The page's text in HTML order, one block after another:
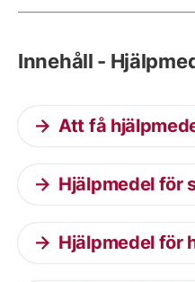
Innehåll -
Att få
Hjälpmedel för
Hjälpmedel för